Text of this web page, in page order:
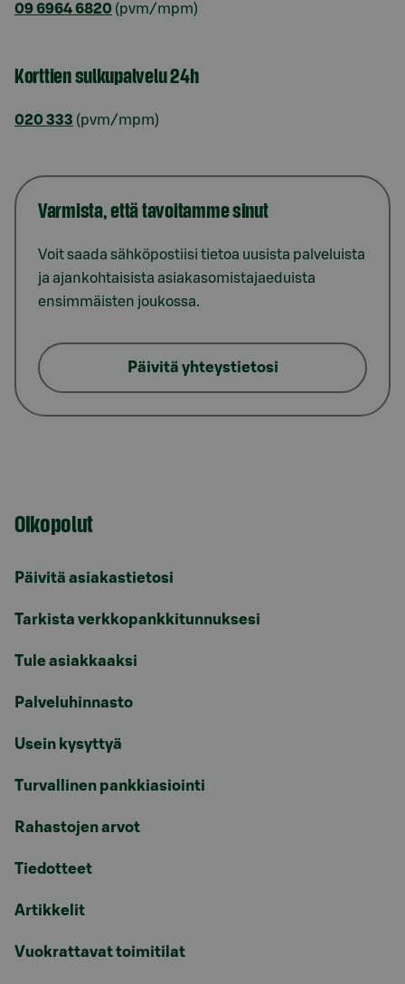
09 6964 6820 (pvm/mpm)
Korttien sulkupalvelu 24h
020 333 (pvm/mpm)
Varmista, että tavoitamme sinut
Voit saada sähköpostiisi tietoa uusista palveluista
ja ajankohtaisista asiakasomistajaeduista
ensimmäisten joukossa.
Päivitä yhteystietosi
Oikopolut
Päivitä asiakastietosi
Tarkista verkkopankkitunnuksesi
Tule asiakkaaksi
Palveluhinnasto
Usein kysyttyä
Turvallinen pankkiasiointi
Rahastojen arvot
Tiedotteet
Artikkelit
Vuokrattavat toimitilat